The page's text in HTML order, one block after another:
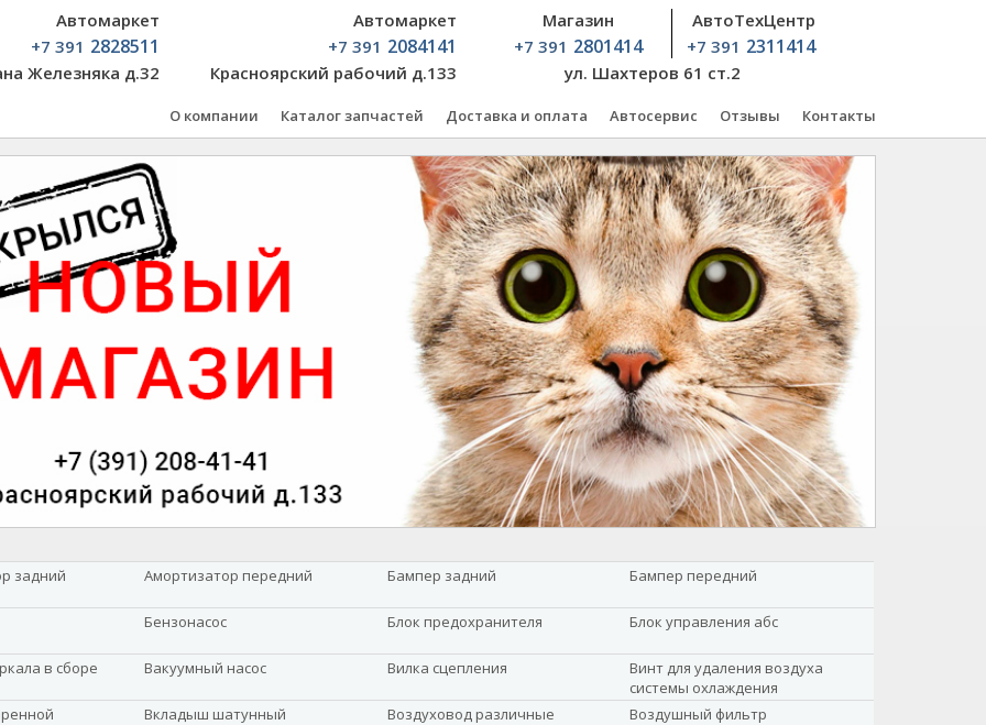
Автомаркет
+7 391 2828511
Железняка д.32
Автомаркет
+7 391 2084141
Красноярский рабочий д.133
Магазин
+7 391 2801414
АвтоТехЦентр
+7 391 2311414
ул. Шахтеров 61 ст.2
О компании Каталог запчастей Доставка и оплата Автосервис Отзывы Контакты
задний Амортизатор передний Бампер задний Бампер передний
Бензонасос Блок предохранителя Блок управления абс
в сборе Вакуумный насос Вилка сцепления
Винт для удаления воздуха
системы охлаждения
Вкладыш шатунный Воздуховод различные Воздушный фильтр